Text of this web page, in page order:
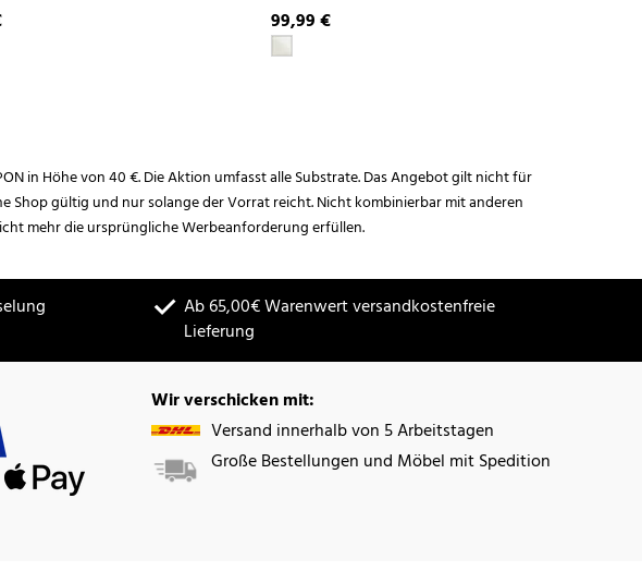
99,99 €
in Höhe von 40 €. Die Aktion umfasst alle Substrate. Das Angebot gilt nicht für
Shop gültig und nur solange der Vorrat reicht. Nicht kombinierbar mit anderen
mehr die ursprüngliche Werbeanforderung erfüllen.
Ab 65,00€ Warenwert versandkostenfreie
Lieferung
Wir verschicken mit:
Versand innerhalb von 5 Arbeitstagen
Große Bestellungen und Möbel mit Spedition